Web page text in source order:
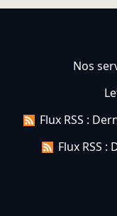
Nos
Flux RSS :
Flux RSS